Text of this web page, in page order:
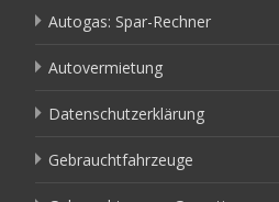
Autogas: Spar-Rechner
Autovermietung
Datenschutzerklärung
Gebrauchtfahrzeuge